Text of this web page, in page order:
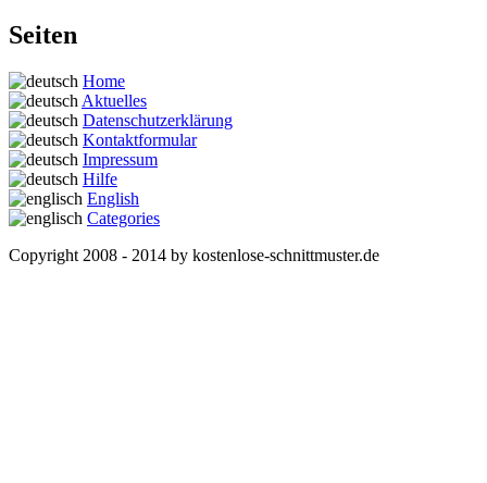
Seiten
Home
Aktuelles
Datenschutzerklärung
Kontaktformular
Impressum
Hilfe
English
Categories
Copyright 2008 - 2014 by kostenlose-schnittmuster.de